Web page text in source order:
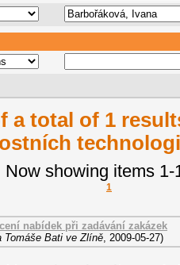
a total of 1
Now showing items 1-
1
nabídek při zadávání zakázek
Tomáše Bati ve Zlíně 2009-05-27)